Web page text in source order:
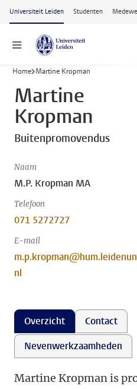
Ga naar hoofdinhoud
Universiteit Leiden Studenten
Menu
Home Martine Kropman
Martine
Kropman
Buitenpromovendus
Naam
M.P. Kropman MA
Telefoon
071 5272727
E-mail
nl
Overzicht
Contact
Nevenwerkzaamheden
Martine Kropman is